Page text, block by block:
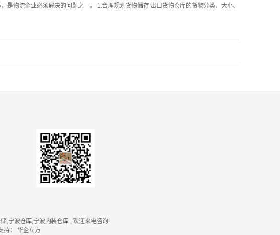
物流企业必须解决的问题之一。 1.合理规划货物储存 出口货物仓库的货物分类、大小、
,宁波仓库,宁波内装仓库, 欢迎来电咨询!
持： 华企立方